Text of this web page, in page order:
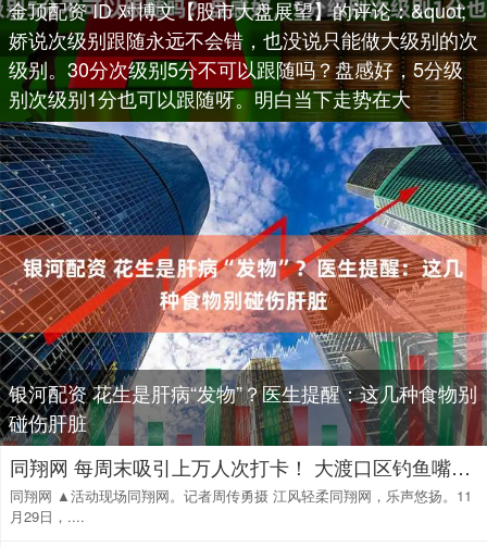
金顶配资 ID 对博文【股市大盘展望】的评论：&quot;
娇说次级别跟随永远不会错，也没说只能做大级别的次
级别。30分次级别5分不可以跟随吗？盘感好，5分级
别次级别1分也可以跟随呀。明白当下走势在大
银河配资 花生是肝病“发物”？医生提醒：这几种食物别
碰伤肝脏
同翔网 每周末吸引上万人次打卡！ 大渡口区钓鱼嘴公园解锁“半岛音悦集”新体验
同翔网 ▲活动现场同翔网。记者周传勇摄 江风轻柔同翔网，乐声悠扬。11
月29日，....